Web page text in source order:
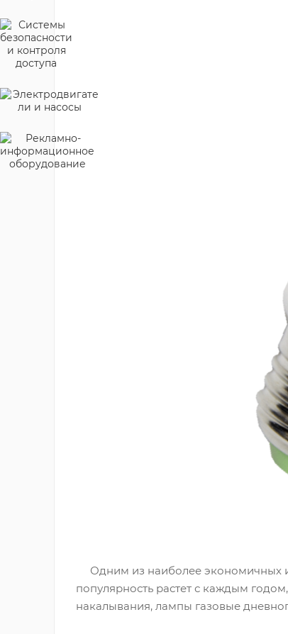
Одним из наиболее экономичных и
популярность растет с каждым
накалывания, лампы газовые